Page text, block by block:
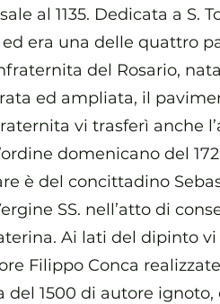
al 1135. Dedicata a S.
era una delle quattro
del Rosario,
ed ampliata, il
vi trasferì anche
domenicano del
è del concittadino
SS. nell’atto di
Ai lati del dipinto
Filippo Conca realizzate
1500 di autore ignoto,